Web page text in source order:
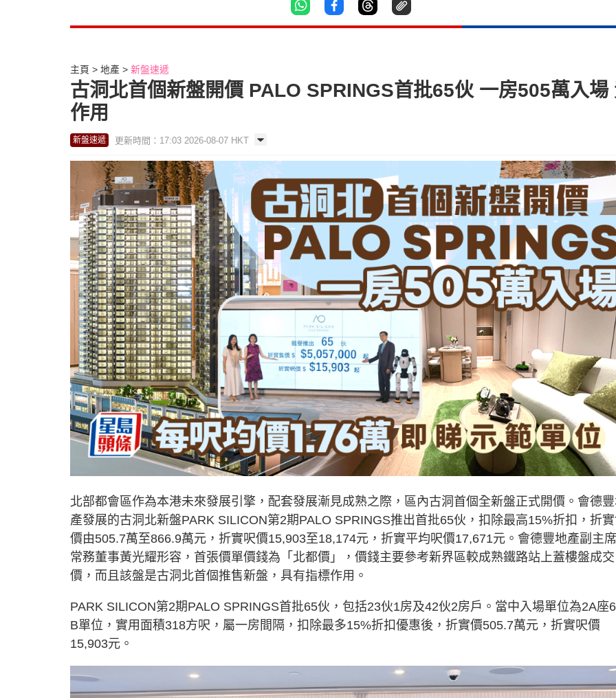
主頁 地產 新盤速遞
古洞北首個新盤開價 PALO SPRINGS首批65伙 一房505萬入
作用
新盤速遞 更新時間：17:03 2026-08-07 HKT
北部都會區作為本港未來發展引擎，配套發展漸見成熟之際，區內古洞首個全新盤正式開價。會德
產發展的古洞北新盤PARK SILICON第2期PALO SPRINGS推出首批65伙，扣除最高15%折扣，折
價由505.7萬至866.9萬元，折實呎價15,903至18,174元，折實平均呎價17,671元。會德豐地產副主
常務董事黃光耀形容，首張價單價錢為「北都價」，價錢主要參考新界區較成熟鐵路站上蓋樓盤成交
價，而且該盤是古洞北首個推售新盤，具有指標作用。
PARK SILICON第2期PALO SPRINGS首批65伙，包括23伙1房及42伙2房戶。當中入場單位為2A座
B單位，實用面積318方呎，屬一房間隔，扣除最多15%折扣優惠後，折實價505.7萬元，折實呎價
15,903元。